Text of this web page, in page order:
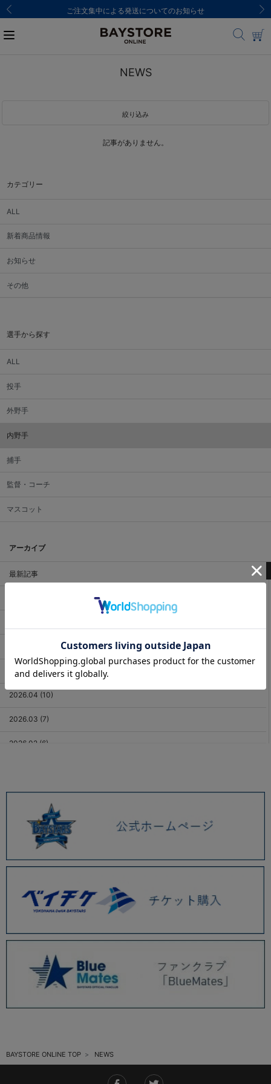
ご注文集中による発送についてのお知らせ
カテゴリー
ALL
新着商品情報
お知らせ
その他
選手から探す
ALL
投手
外野手
内野手
捕手
監督・コーチ
マスコット
アーカイブ
最新記事
2026.05 (11)
2026.04 (10)
2026.03 (7)
2026.02 (6)
2025.12 (3)
2025.11 (6)
2025.10 (5)
2025.09 (5)
2025.08 (6)
2025.07 (6)
2025.05 (9)
2025.04 (9)
2025.03 (9)
2025.01 (12)
NEWS
絞り込み
記事がありません。
BAYSTORE ONLINE TOP NEWS